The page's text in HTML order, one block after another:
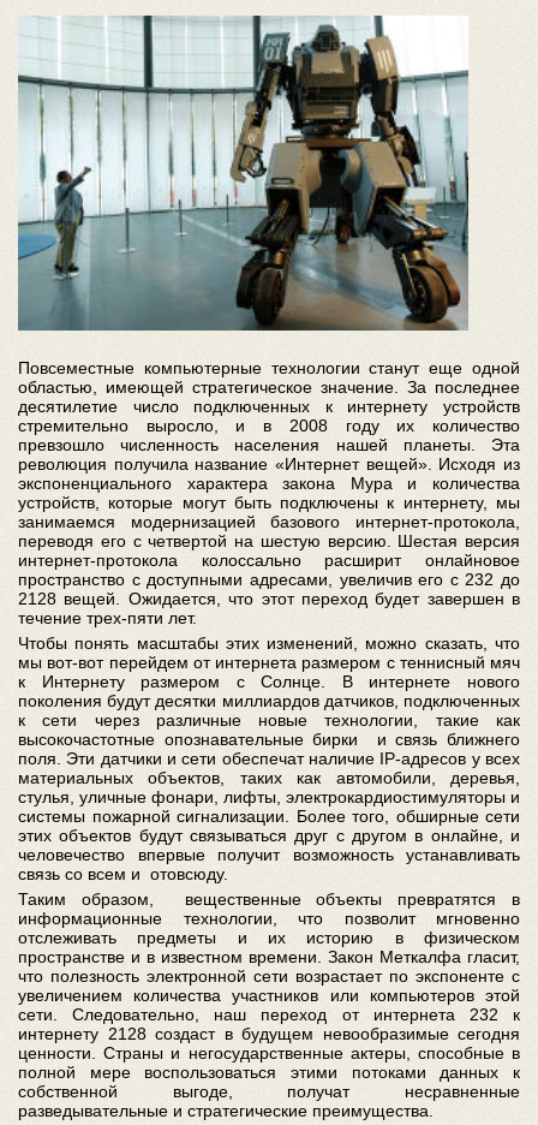
Повсеместные компьютерные технологии станут еще одной
областью, имеющей стратегическое значение. За последнее
десятилетие число подключенных к интернету устройств
стремительно выросло, и в 2008 году их количество
превзошло численность населения нашей планеты. Эта
революция получила название «Интернет вещей». Исходя из
экспоненциального характера закона Мура и количества
устройств, которые могут быть подключены к интернету, мы
занимаемся модернизацией базового интернет-протокола,
переводя его с четвертой на шестую версию. Шестая версия
интернет-протокола колоссально расширит онлайновое
пространство с доступными адресами, увеличив его с 232 до
2128 вещей. Ожидается, что этот переход будет завершен в
течение трех-пяти лет.
Чтобы понять масштабы этих изменений, можно сказать, что
мы вот-вот перейдем от интернета размером с теннисный мяч
к Интернету размером с Солнце. В интернете нового
поколения будут десятки миллиардов датчиков, подключенных
к сети через различные новые технологии, такие как
высокочастотные опознавательные бирки и связь ближнего
поля. Эти датчики и сети обеспечат наличие IP-адресов у всех
материальных объектов, таких как автомобили, деревья,
стулья, уличные фонари, лифты, электрокардиостимуляторы и
системы пожарной сигнализации. Более того, обширные сети
этих объектов будут связываться друг с другом в онлайне, и
человечество впервые получит возможность устанавливать
связь со всем и отовсюду.
Таким образом, вещественные объекты превратятся в
информационные технологии, что позволит мгновенно
отслеживать предметы и их историю в физическом
пространстве и в известном времени. Закон Меткалфа гласит,
что полезность электронной сети возрастает по экспоненте с
увеличением количества участников или компьютеров этой
сети. Следовательно, наш переход от интернета 232 к
интернету 2128 создаст в будущем невообразимые сегодня
ценности. Страны и негосударственные актеры, способные в
полной мере воспользоваться этими потоками данных к
собственной выгоде, получат несравненные
разведывательные и стратегические преимущества.